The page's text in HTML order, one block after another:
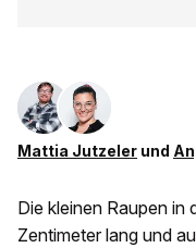
Mattia Jutzeler und
Die kleinen Raupen in
Zentimeter lang und